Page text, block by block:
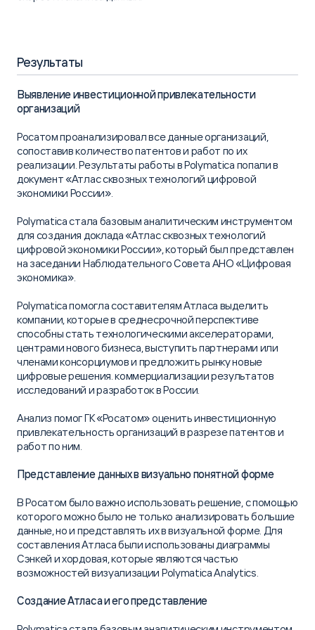
Результаты
Выявление инвестиционной привлекательности
организаций
Росатом проанализировал все данные организаций,
сопоставив количество патентов и работ по их
реализации. Результаты работы в Polymatica попали в
документ «Атлас сквозных технологий цифровой
экономики России».
Polymatica стала базовым аналитическим инструментом
для создания доклада «Атлас сквозных технологий
цифровой экономики России», который был представлен
на заседании Наблюдательного Совета АНО «Цифровая
экономика».
Polymatica помогла составителям Атласа выделить
компании, которые в среднесрочной перспективе
способны стать технологическими акселераторами,
центрами нового бизнеса, выступить партнерами или
членами консорциумов и предложить рынку новые
цифровые решения. коммерциализации результатов
исследований и разработок в России.
Анализ помог ГК «Росатом» оценить инвестиционную
привлекательность организаций в разрезе патентов и
работ по ним.
Представление данных в визуально понятной форме
В Росатом было важно использовать решение, с помощью
которого можно было не только анализировать большие
данные, но и представлять их в визуальной форме. Для
составления Атласа были использованы диаграммы
Сэнкей и хордовая, которые являются частью
возможностей визуализации Polymatica Analytics.
Создание Атласа и его представление